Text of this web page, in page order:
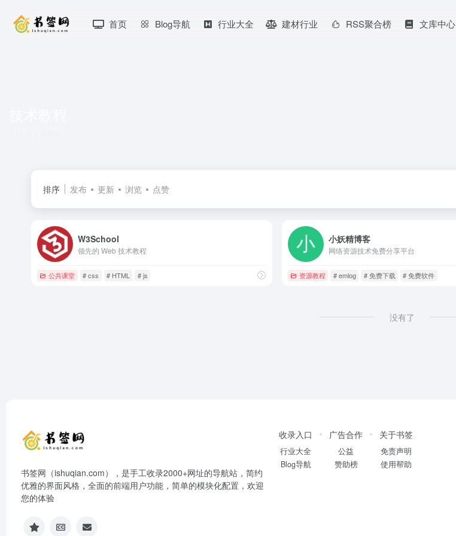
首页 Blog导航 行业大全 建材行业 RSS聚合榜 文库中心
排序 发布 更新 浏览 点赞
W3School
领先的 Web 技术教程
公共课堂 # css # HTML # js
小妖精博客
网络资源技术免费分享平台
资源教程 # emlog # 免费下载 # 免费软件
没有了
书签网（ishuqian.com），是手工收录2000+网址的导航站，简约
优雅的界面风格，全面的前端用户功能，简单的模块化配置，欢迎
您的体验
收录入口
行业大全
Blog导航
广告合作
公益
赞助榜
关于书签
免责声明
使用帮助